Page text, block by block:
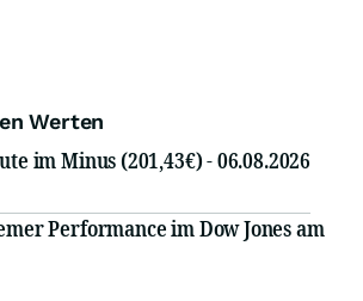
Werten
im Minus (201,43€) - 06.08.2026
Performance im Dow Jones am